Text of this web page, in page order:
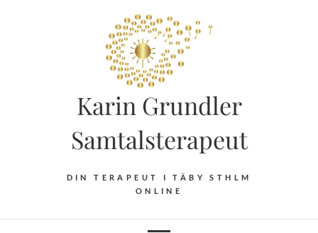
Karin Grundler
Samtalsterapeut
DIN TERAPEUT I TÄBY STHLM
ONLINE